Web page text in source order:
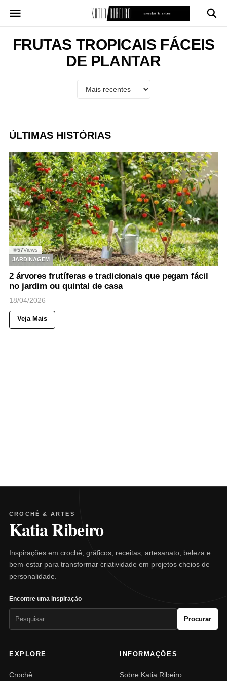
para
conteúdo
FRUTAS TROPICAIS FÁCEIS
DE PLANTAR
ÚLTIMAS HISTÓRIAS
◉57Views
JARDINAGEM
2 árvores frutíferas e tradicionais que pegam fácil
no jardim ou quintal de casa
18/04/2026
Veja Mais
CROCHÊ & ARTES
Katia Ribeiro
Inspirações em crochê, gráficos, receitas, artesanato, beleza e
bem-estar para transformar criatividade em projetos cheios de
personalidade.
Encontre uma inspiração
Procurar
EXPLORE
Crochê
INFORMAÇÕES
Sobre Katia Ribeiro